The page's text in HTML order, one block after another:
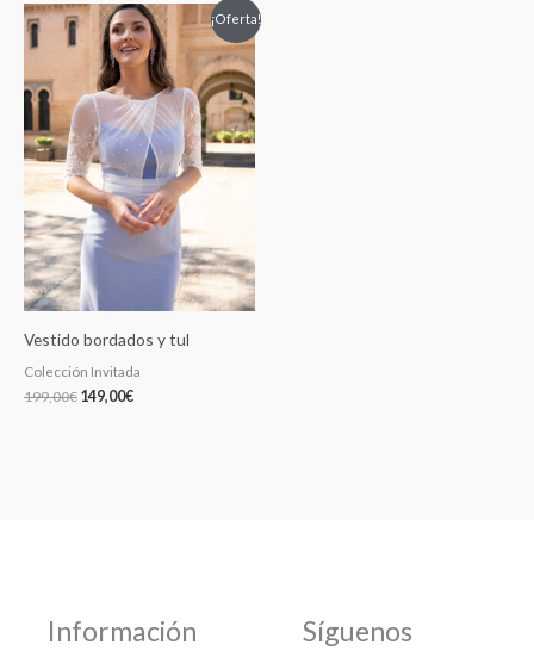
¡Oferta!
Vestido bordados y tul
Colección Invitada
199,00€
El
precio
original
era:
199,00€.
149,00€
El
precio
actual
es:
149,00€.
Información Síguenos